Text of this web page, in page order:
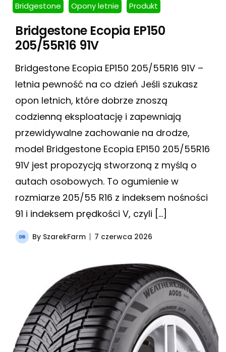
Bridgestone Opony letnie Produkt
Bridgestone Ecopia EP150
205/55R16 91V
Bridgestone Ecopia EP150 205/55R16 91V –
letnia pewność na co dzień Jeśli szukasz
opon letnich, które dobrze znoszą
codzienną eksploatację i zapewniają
przewidywalne zachowanie na drodze,
model Bridgestone Ecopia EP150 205/55R16
91V jest propozycją stworzoną z myślą o
autach osobowych. To ogumienie w
rozmiarze 205/55 R16 z indeksem nośności
91 i indeksem prędkości V, czyli […]
By SzarekFarm 7 czerwca 2026